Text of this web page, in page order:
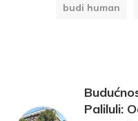
budi human
Paliluli: